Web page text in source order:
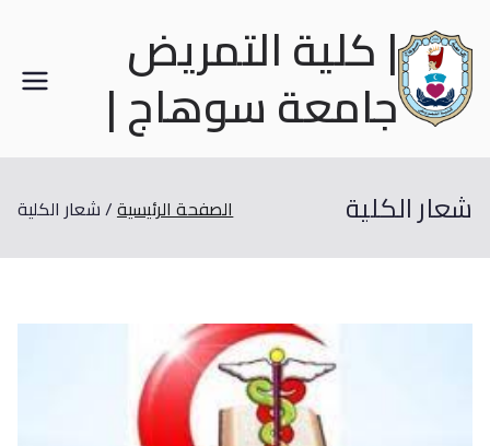
| كلية التمريض
جامعة سوهاج |
شعار الكلية الصفحة الرئيسية شعار الكلية